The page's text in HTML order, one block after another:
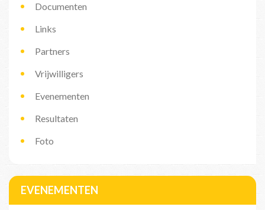
Documenten
Links
Partners
Vrijwilligers
Evenementen
Resultaten
Foto
EVENEMENTEN